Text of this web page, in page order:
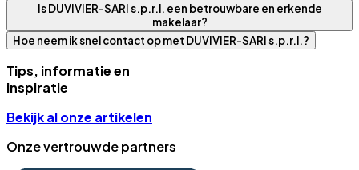
Is DUVIVIER-SARI s.p.r.l. een betrouwbare en erkende
makelaar?
Hoe neem ik snel contact op met DUVIVIER-SARI s.p.r.l.?
Tips, informatie en
inspiratie
Bekijk al onze artikelen
Onze vertrouwde partners